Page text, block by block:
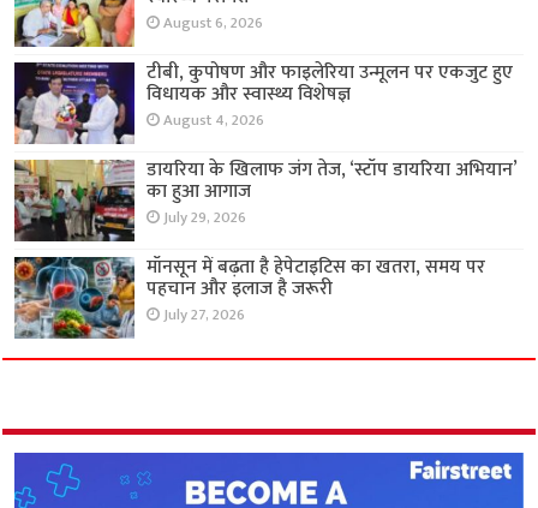
August 6, 2026
टीबी, कुपोषण और फाइलेरिया उन्मूलन पर एकजुट हुए
विधायक और स्वास्थ्य विशेषज्ञ
August 4, 2026
डायरिया के खिलाफ जंग तेज, ‘स्टॉप डायरिया अभियान’
का हुआ आगाज
July 29, 2026
मॉनसून में बढ़ता है हेपेटाइटिस का खतरा, समय पर
पहचान और इलाज है जरूरी
July 27, 2026